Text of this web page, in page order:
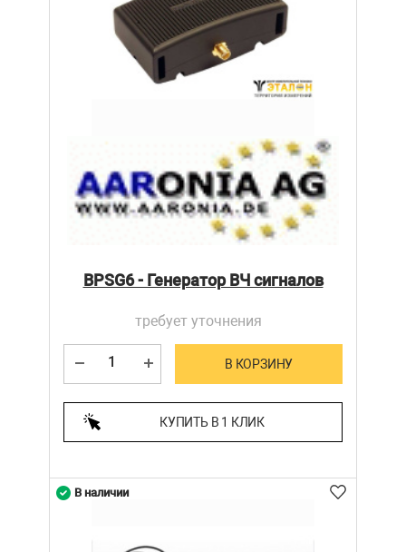
BPSG6 - Генератор ВЧ сигналов
требует уточнения
В КОРЗИНУ
КУПИТЬ В 1 КЛИК
В наличии